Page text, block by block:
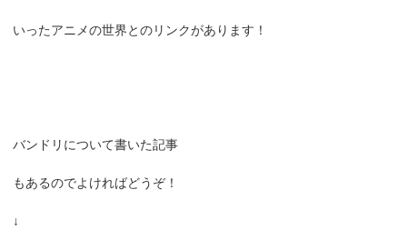
いったアニメの世界とのリンクがあります！
バンドリについて書いた記事
もあるのでよければどうぞ！
↓